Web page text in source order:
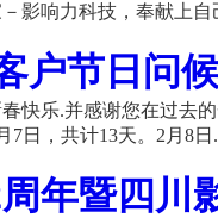
影响力科技，奉献上自
户节日问
快乐.并感谢您在过去
7日，共计13天。2月8日
年暨四川